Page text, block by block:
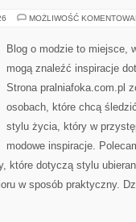
MOŻLIWOŚĆ
Blog o modzie to miejsce,
mogą znaleźć inspiracje
Strona pralniafoka.com.pl
osobach, które chcą
stylu życia, który w
modowe inspiracje.
które dotyczą stylu
w sposób praktyczny.